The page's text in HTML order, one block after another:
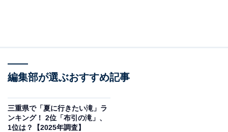
回答者からは「遊歩道がしっかり整備されていていろん
県）、「滝のすぐそばまで行けて、水の音と風が心地よ
く、夏の癒しにぴったりだから」（30代女性／東京
編集部が選ぶおすすめ記事
三重県で「夏に行きたい滝」ラ
ンキング！ 2位「布引の滝」、
1位は？【2025年調査】